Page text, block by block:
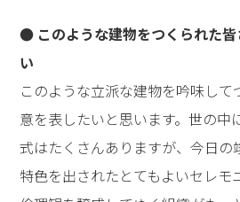
● このような建物をつくられた
い
このような立派な建物を吟味し
意を表したいと思います。世の中
式はたくさんありますが、今日の
特色を出されたとてもよいセレモ